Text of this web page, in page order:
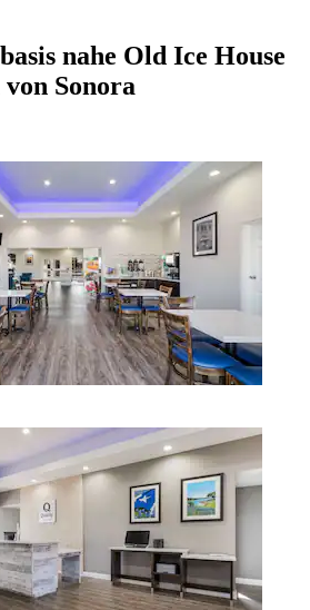
nahe Old Ice House
Sonora